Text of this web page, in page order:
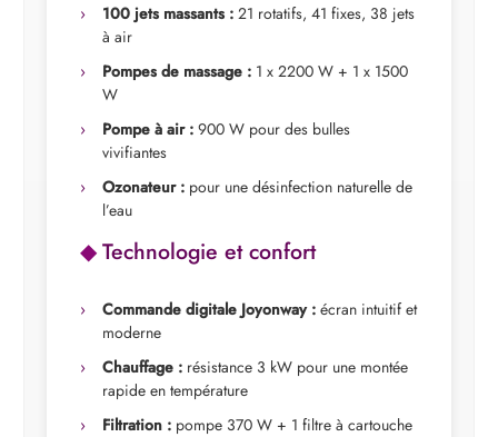
100 jets massants : 21 rotatifs, 41 fixes, 38 jets
à air
Pompes de massage : 1 x 2200 W + 1 x 1500
W
Pompe à air : 900 W pour des bulles
vivifiantes
Ozonateur : pour une désinfection naturelle de
l’eau
Technologie et confort
Commande digitale Joyonway : écran intuitif et
moderne
Chauffage : résistance 3 kW pour une montée
rapide en température
Filtration : pompe 370 W + 1 filtre à cartouche